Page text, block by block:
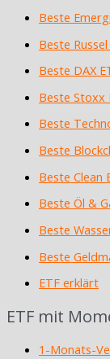
Beste
Beste
Beste DAX
Beste Stoxx
Beste
Beste
Beste Clean
Beste Öl &
Beste
Beste
ETF erklärt
ETF mit
1-Monats-